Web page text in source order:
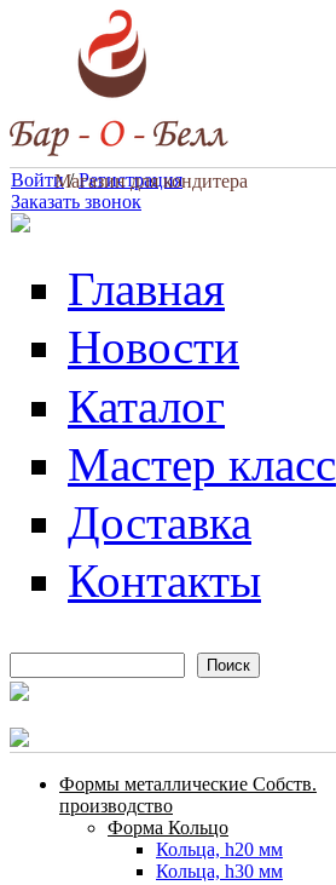
Перейти к основному содержанию
Магазин для кондитера
Войти/Регистрация
Заказать звонок
Главная
Новости
Каталог
Мастер класс
Доставка
Контакты
Форма поиска
Формы металлические Собств.
производство
Форма Кольцо
Кольца, h20 мм
Кольца, h30 мм